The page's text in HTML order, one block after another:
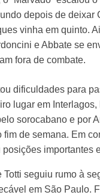
depois de deixar
vinha em quinto.
e Abbate se
fora de combate.
dificuldades para
lugar em
sorocabano e por
fim de semana. Em
importantes
Totti seguiu rumo à
em São Paulo.